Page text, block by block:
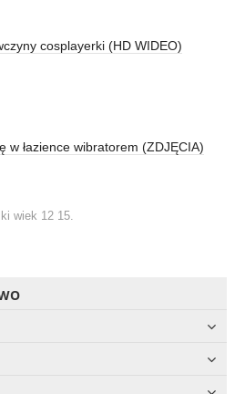
cosplayerki (HD WIDEO)
w łazience wibratorem (ZDJĘCIA)
wiek 12 15.